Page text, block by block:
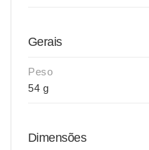
Gerais
Peso
54 g
Dimensões